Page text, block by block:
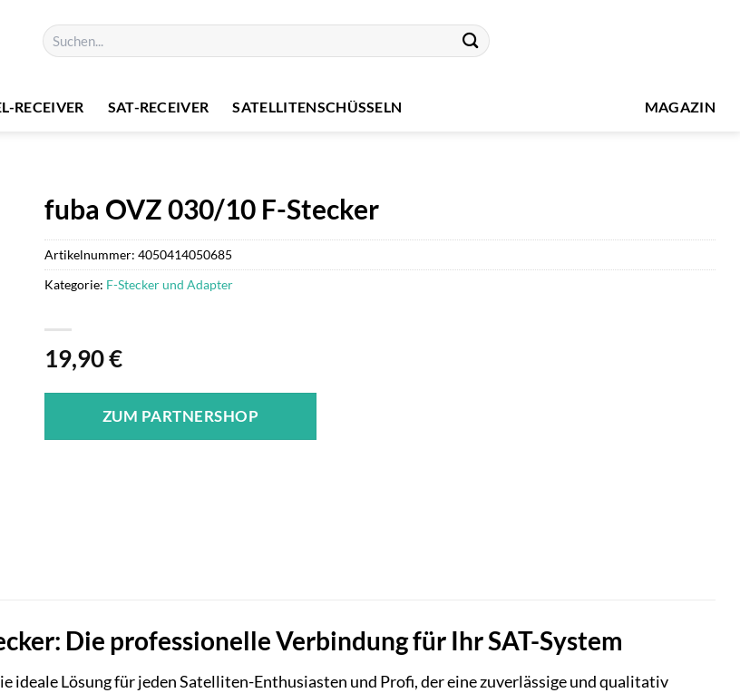
Suchen
nach:
RECEIVER SAT-RECEIVER SATELLITENSCHÜSSELN MAGAZIN
fuba OVZ 030/10 F-Stecker
19,90€
ZUM PARTNERSHOP
Artikelnummer: 4050414050685
Kategorie: F-Stecker und Adapter
Die professionelle Verbindung für Ihr SAT-System
ideale Lösung für jeden Satelliten-Enthusiasten und Profi, der eine zuverlässige und qualitativ